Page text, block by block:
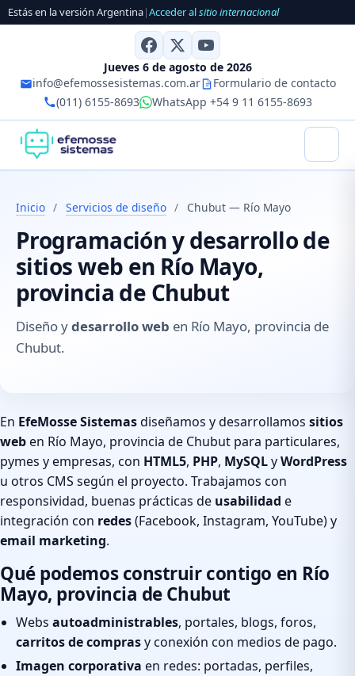
Estás en la versión Argentina|Acceder alsitio internacional
Jueves 6 de agosto de 2026
info@efemossesistemas.com.ar
Formulario de contacto
(011) 6155-8693
WhatsApp +54 9 11 6155-8693
Inicio / Servicios de diseño / Chubut — Río Mayo
Programación y desarrollo de
sitios web en Río Mayo,
provincia de Chubut
Diseño ydesarrollo web en Río Mayo, provincia de
Chubut.
En EfeMosse Sistemasdiseñamos y desarrollamos sitios
weben Río Mayo, provincia de Chubut para particulares,
pymes y empresas, con HTML5, PHP, MySQLyWordPress
u otros CMS según el proyecto. Trabajamos con
responsividad, buenas prácticas de usabilidad e
integración con redes(Facebook, Instagram, YouTube) y
email marketing.
Qué podemos construir contigo en Río
Mayo, provincia de Chubut
Webs autoadministrables, portales, blogs, foros,
carritos de comprasy conexión con medios de pago.
Imagen corporativa en redes: portadas, perfiles,